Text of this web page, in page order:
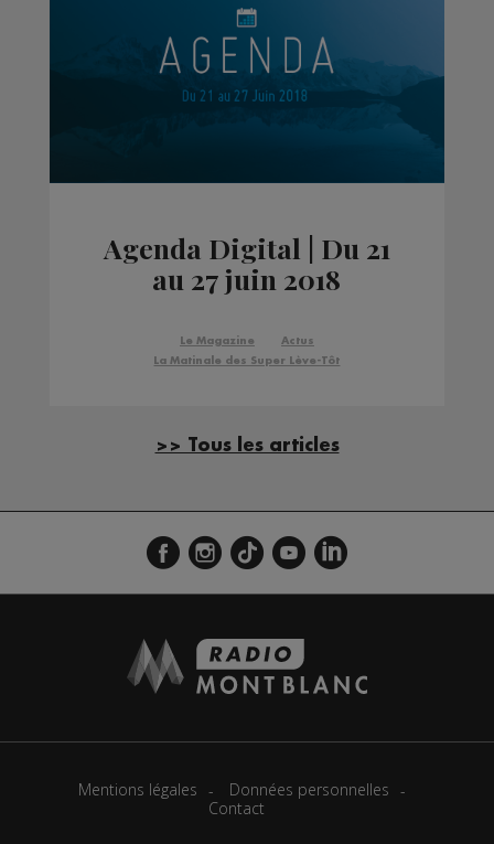
Agenda Digital | Du 21
au 27 juin 2018
Le Magazine
Actus
La Matinale des Super Lève-Tôt
>> Tous les articles
Mentions légales
Données personnelles
Contact